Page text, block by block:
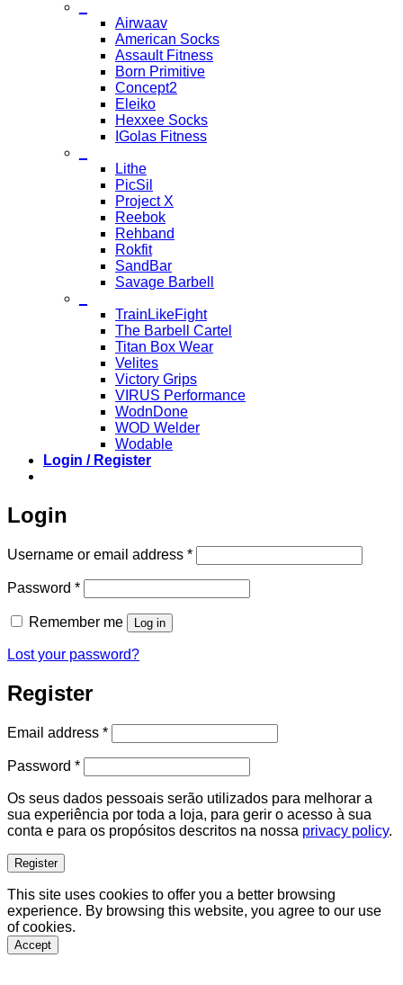
Airwaav
American Socks
Assault Fitness
Born Primitive
Concept2
Eleiko
Hexxee Socks
IGolas Fitness
Lithe
PicSil
Project X
Reebok
Rehband
Rokfit
SandBar
Savage Barbell
TrainLikeFight
The Barbell Cartel
Titan Box Wear
Velites
Victory Grips
VIRUS Performance
WodnDone
WOD Welder
Wodable
Login / Register
Login
Username or email address *Required
Password *Required
Remember me Log in
Lost your password?
Register
Email address *Required
Password *Required
Os seus dados pessoais serão utilizados para melhorar a
sua experiência por toda a loja, para gerir o acesso à sua
conta e para os propósitos descritos na nossa privacy policy.
Register
This site uses cookies to offer you a better browsing
experience. By browsing this website, you agree to our use
of cookies.
Accept